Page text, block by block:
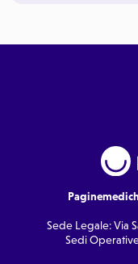
Sede Legale: Via
Sedi